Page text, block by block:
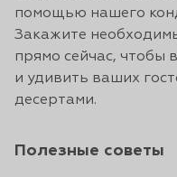
помощью нашего
Закажите
прямо сейчас, чтобы
и удивить ваших
десертами.
Полезные советы